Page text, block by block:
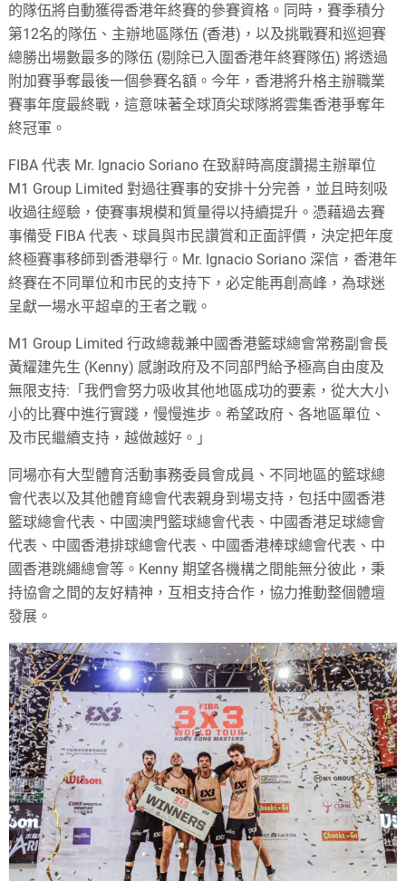
的隊伍將自動獲得香港年終賽的參賽資格。同時，賽季積分
第12名的隊伍、主辦地區隊伍 (香港)，以及挑戰賽和巡迴賽
總勝出場數最多的隊伍 (剔除已入圍香港年終賽隊伍) 將透過
附加賽爭奪最後一個參賽名額。今年，香港將升格主辦職業
賽事年度最終戰，這意味著全球頂尖球隊將雲集香港爭奪年
終冠軍。
FIBA 代表 Mr. Ignacio Soriano 在致辭時高度讚揚主辦單位
M1 Group Limited 對過往賽事的安排十分完善，並且時刻吸
收過往經驗，使賽事規模和質量得以持續提升。憑藉過去賽
事備受 FIBA 代表、球員與市民讚賞和正面評價，決定把年度
終極賽事移師到香港舉行。Mr. Ignacio Soriano 深信，香港年
終賽在不同單位和市民的支持下，必定能再創高峰，為球迷
呈獻一場水平超卓的王者之戰。
M1 Group Limited 行政總裁兼中國香港籃球總會常務副會長
黃耀建先生 (Kenny) 感謝政府及不同部門給予極高自由度及
無限支持:「我們會努力吸收其他地區成功的要素，從大大小
小的比賽中進行實踐，慢慢進步。希望政府、各地區單位、
及市民繼續支持，越做越好。」
同場亦有大型體育活動事務委員會成員、不同地區的籃球總
會代表以及其他體育總會代表親身到場支持，包括中國香港
籃球總會代表、中國澳門籃球總會代表、中國香港足球總會
代表、中國香港排球總會代表、中國香港棒球總會代表、中
國香港跳繩總會等。Kenny 期望各機構之間能無分彼此，秉
持協會之間的友好精神，互相支持合作，協力推動整個體壇
發展。